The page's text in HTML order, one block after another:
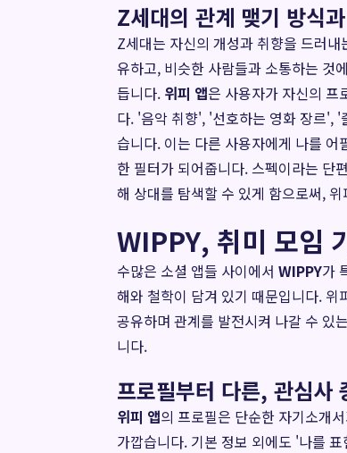
Z세대의 관계 맺기 방식
Z세대는 자신의 개성과 취향을 드러
유하고, 비슷한 사람들과 소통하는 것
듭니다. 위피 앱은 사용자가 자신의 프
다. '음악 취향', '선호하는 영화 장르',
습니다. 이는 다른 사용자에게 나를
한 필터가 되어줍니다. 스펙이라는 단
해 상대를 탐색할 수 있게 함으로써,
WIPPY, 취미 모임
수많은 소셜 앱들 사이에서 WIPPY가
해와 철학이 담겨 있기 때문입니다.
공유하며 관계를 발전시켜 나갈 수 있
니다.
프로필부터 다른, 관심사
위피 앱의 프로필은 단순한 자기소개
가깝습니다. 기본 정보 외에도 '나를